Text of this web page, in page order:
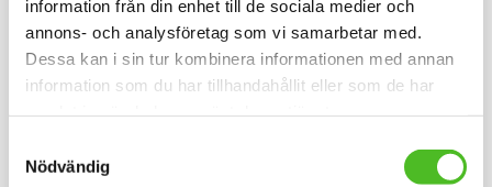
information från din enhet till de sociala medier och
annons- och analysföretag som vi samarbetar med.
Dessa kan i sin tur kombinera informationen med annan
information som du har tillhandahållit eller som de har
Nödvändig
Keps i borstad bomullstwill med
Melerad keps i 100% polyester